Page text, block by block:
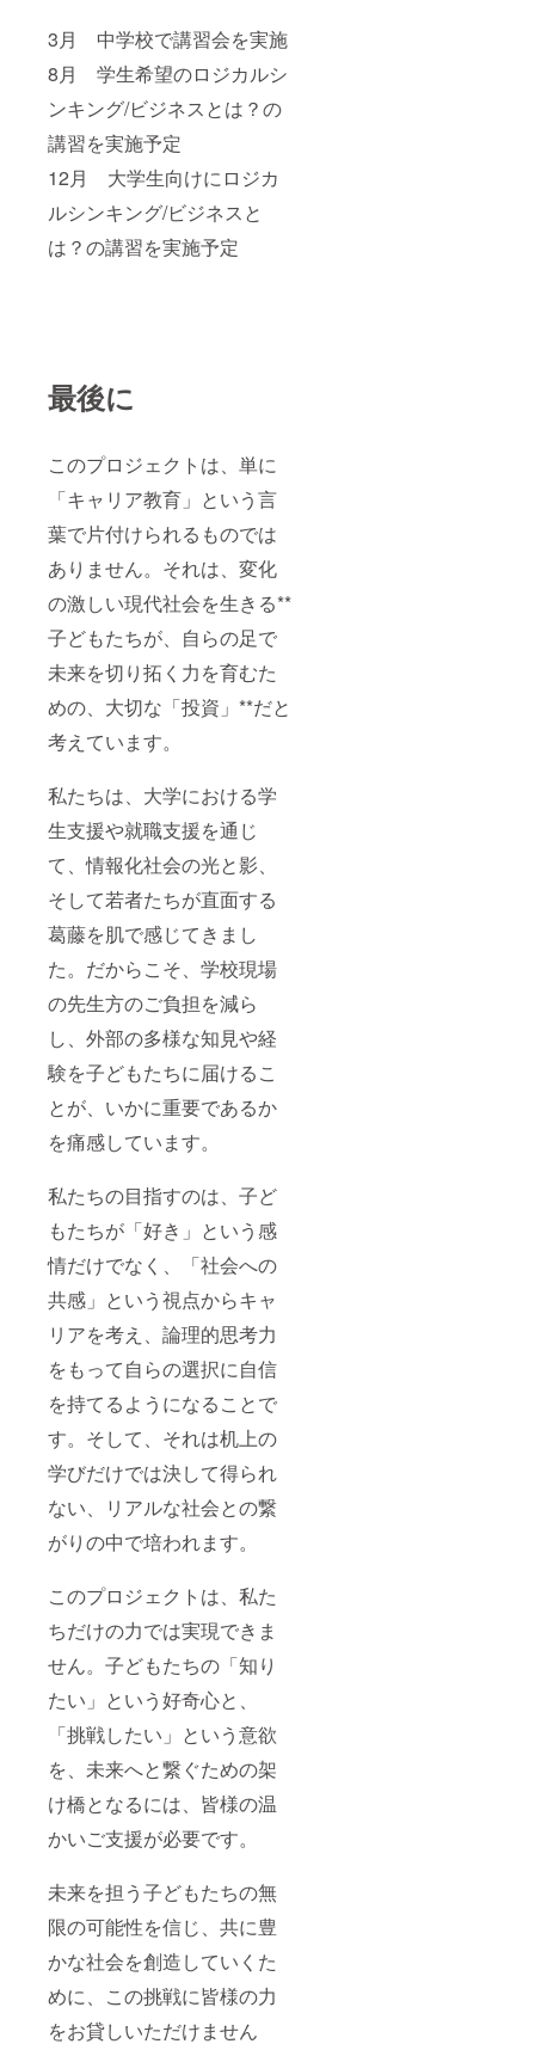
3月 中学校で講習会を実施
8月 学生希望のロジカルシ
ンキング/ビジネスとは？の
講習を実施予定
12月 大学生向けにロジカ
ルシンキング/ビジネスと
は？の講習を実施予定
最後に
このプロジェクトは、単に
「キャリア教育」という言
葉で片付けられるものでは
ありません。それは、変化
の激しい現代社会を生きる**
子どもたちが、自らの足で
未来を切り拓く力を育むた
めの、大切な「投資」**だと
考えています。
私たちは、大学における学
生支援や就職支援を通じ
て、情報化社会の光と影、
そして若者たちが直面する
葛藤を肌で感じてきまし
た。だからこそ、学校現場
の先生方のご負担を減ら
し、外部の多様な知見や経
験を子どもたちに届けるこ
とが、いかに重要であるか
を痛感しています。
私たちの目指すのは、子ど
もたちが「好き」という感
情だけでなく、「社会への
共感」という視点からキャ
リアを考え、論理的思考力
をもって自らの選択に自信
を持てるようになることで
す。そして、それは机上の
学びだけでは決して得られ
ない、リアルな社会との繋
がりの中で培われます。
このプロジェクトは、私た
ちだけの力では実現できま
せん。子どもたちの「知り
たい」という好奇心と、
「挑戦したい」という意欲
を、未来へと繋ぐための架
け橋となるには、皆様の温
かいご支援が必要です。
未来を担う子どもたちの無
限の可能性を信じ、共に豊
かな社会を創造していくた
めに、この挑戦に皆様の力
をお貸しいただけません